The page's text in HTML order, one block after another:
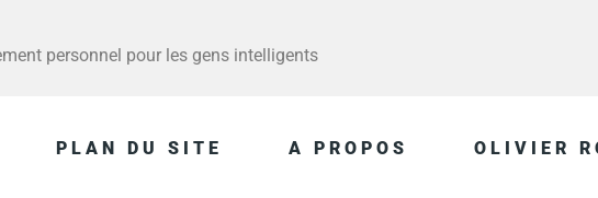
personnel pour les gens intelligents
PLAN DU SITE A PROPOS OLIVIER